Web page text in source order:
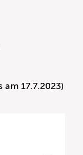
am 17.7.2023)